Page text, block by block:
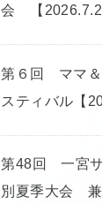
会 【
第６回 ママ＆
スティバル【
第48回 一宮
別夏季大会